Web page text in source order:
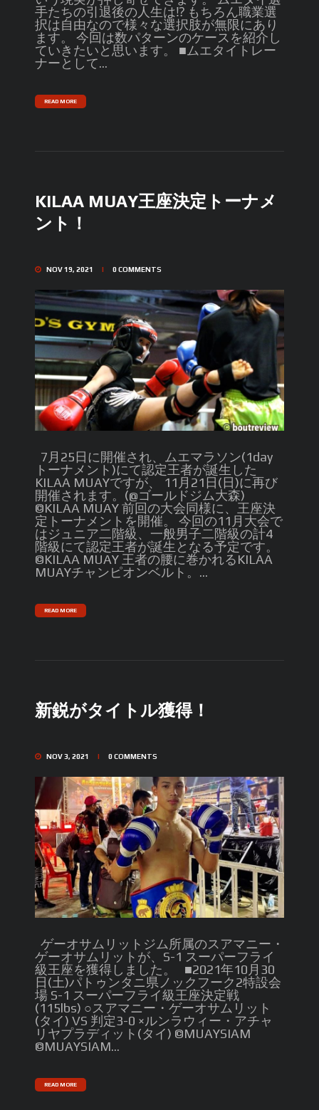
手たちの引退後の人生は⁉︎ もちろん職業選
択は自由なので様々な選択肢が無限にあり
ます。 今回は数パターンのケースを紹介し
ていきたいと思います。 ■ムエタイトレー
ナーとして...
READ MORE
KILAA MUAY王座決定トーナメ
ント！
NOV 19, 2021 0COMMENTS
7月25日に開催され、ムエマラソン(1day
トーナメント)にて認定王者が誕生した
KILAA MUAYですが、 11月21日(日)に再び
開催されます。(@ゴールドジム大森)
©️KILAA MUAY 前回の大会同様に、王座決
定トーナメントを開催。 今回の11月大会で
はジュニア二階級、一般男子二階級の計4
階級にて認定王者が誕生となる予定です。
©️KILAA MUAY 王者の腰に巻かれるKILAA
MUAYチャンピオンベルト。...
READ MORE
新鋭がタイトル獲得！
NOV 3, 2021 0COMMENTS
ゲーオサムリットジム所属のスアマニー・
ゲーオサムリットが、S-1 スーパーフライ
級王座を獲得しました。 ■2021年10月30
日(土)パトゥンタニ県ノックフーク2特設会
場 S-1 スーパーフライ級王座決定戦
(115lbs) ○スアマニー・ゲーオサムリット
(タイ) VS 判定3-0 ×ルンラウィー・アチャ
リヤプラディット(タイ) ©️MUAYSIAM
©️MUAYSIAM...
READ MORE